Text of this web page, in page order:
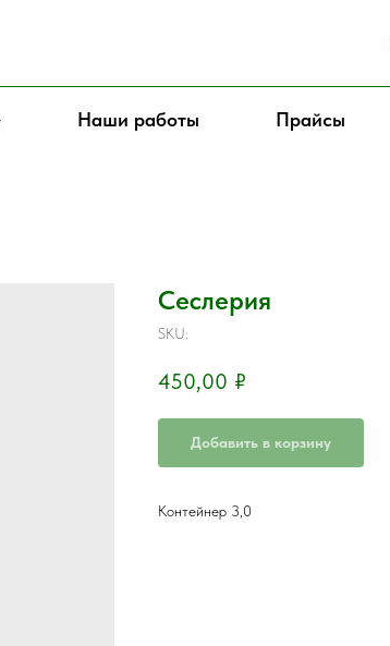
Наши работы Прайсы
Сеслерия
SKU:
450,00 ₽
Добавить в корзину
Контейнер 3,0